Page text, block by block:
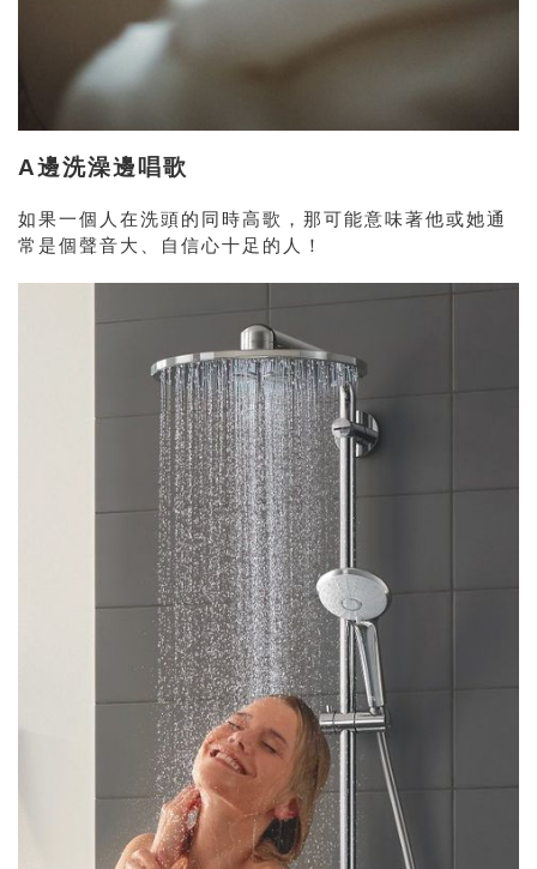
A邊洗澡邊唱歌
如果一個人在洗頭的同時高歌，那可能意味著他或她通
常是個聲音大、自信心十足的人！